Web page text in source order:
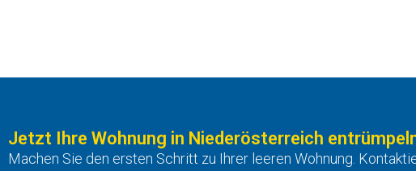
Jetzt Ihre Wohnung in Niederösterreich
Machen Sie den ersten Schritt zu Ihrer leeren Wohnung.